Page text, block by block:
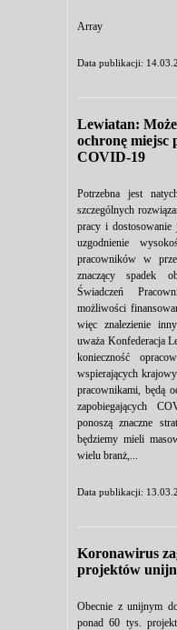
Array
Data publikacji:
Lewiatan:
ochronę miejsc
COVID-19
Potrzebna jest
szczególnych
pracy i dostosowanie
uzgodnienie
pracowników w
znaczący spadek
Świadczeń
możliwości
więc znalezienie
uważa Konfederacja
konieczność
wspierających
pracownikami, będą
zapobiegających
ponoszą znaczne
będziemy mieli
wielu branż,...
Data publikacji:
Koronawirus
projektów
Obecnie z unijnym
ponad 60 tys.